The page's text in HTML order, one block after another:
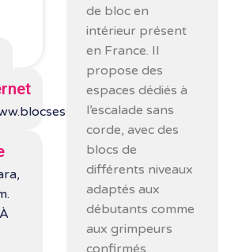
de bloc en
intérieur présent
en France. Il
propose des
espaces dédiés à
l’escalade sans
corde, avec des
blocs de
différents niveaux
adaptés aux
débutants comme
aux grimpeurs
confirmés.